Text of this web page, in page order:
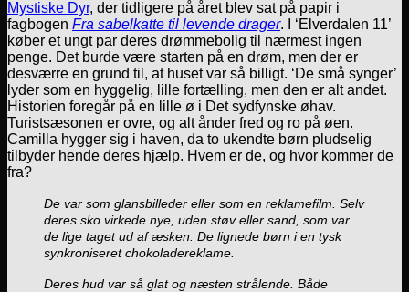
Mystiske Dyr, der tidligere på året blev sat på papir i
fagbogen Fra sabelkatte til levende drager. I ‘Elverdalen 11’
køber et ungt par deres drømmebolig til nærmest ingen
penge. Det burde være starten på en drøm, men der er
desværre en grund til, at huset var så billigt. ‘De små synger’
lyder som en hyggelig, lille fortælling, men den er alt andet.
Historien foregår på en lille ø i Det sydfynske øhav.
Turistsæsonen er ovre, og alt ånder fred og ro på øen.
Camilla hygger sig i haven, da to ukendte børn pludselig
tilbyder hende deres hjælp. Hvem er de, og hvor kommer de
fra?
De var som glansbilleder eller som en reklamefilm. Selv
deres sko virkede nye, uden støv eller sand, som var
de lige taget ud af æsken. De lignede børn i en tysk
synkroniseret chokoladereklame.
Deres hud var så glat og næsten strålende. Både